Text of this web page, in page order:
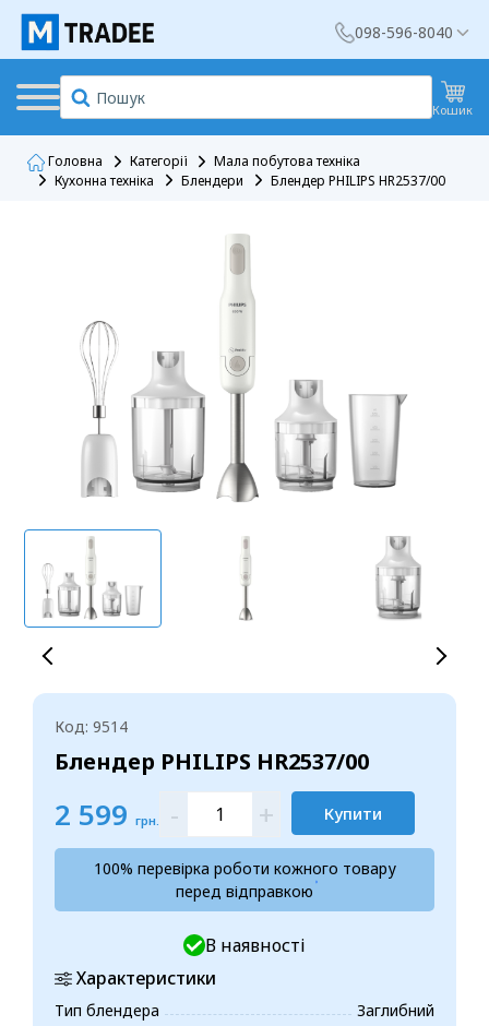
098-596-8040
Кошик
Головна Категорії
Мала побутова техніка
Кухонна техніка
Блендери Блендер PHILIPS HR2537/00
Код: 9514
Блендер PHILIPS HR2537/00
2 599 грн. - + Купити
100% перевірка роботи кожного товару
перед відправкою
В наявності
Характеристики
Тип блендера
Заглибний